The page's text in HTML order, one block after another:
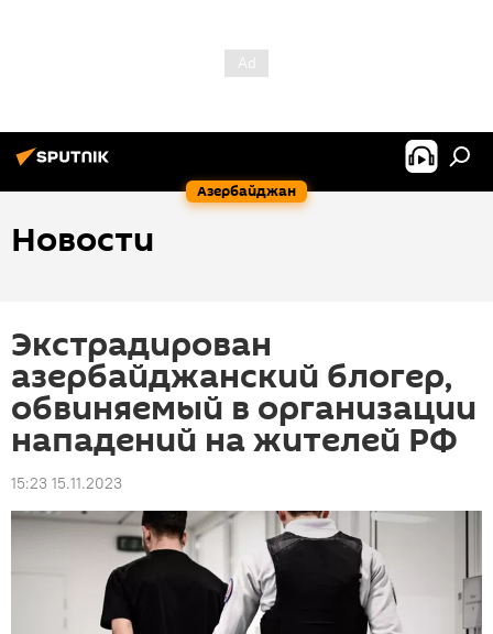
Азербайджан
Новости
Экстрадирован
азербайджанский блогер,
обвиняемый в организации
нападений на жителей РФ
15:23 15.11.2023